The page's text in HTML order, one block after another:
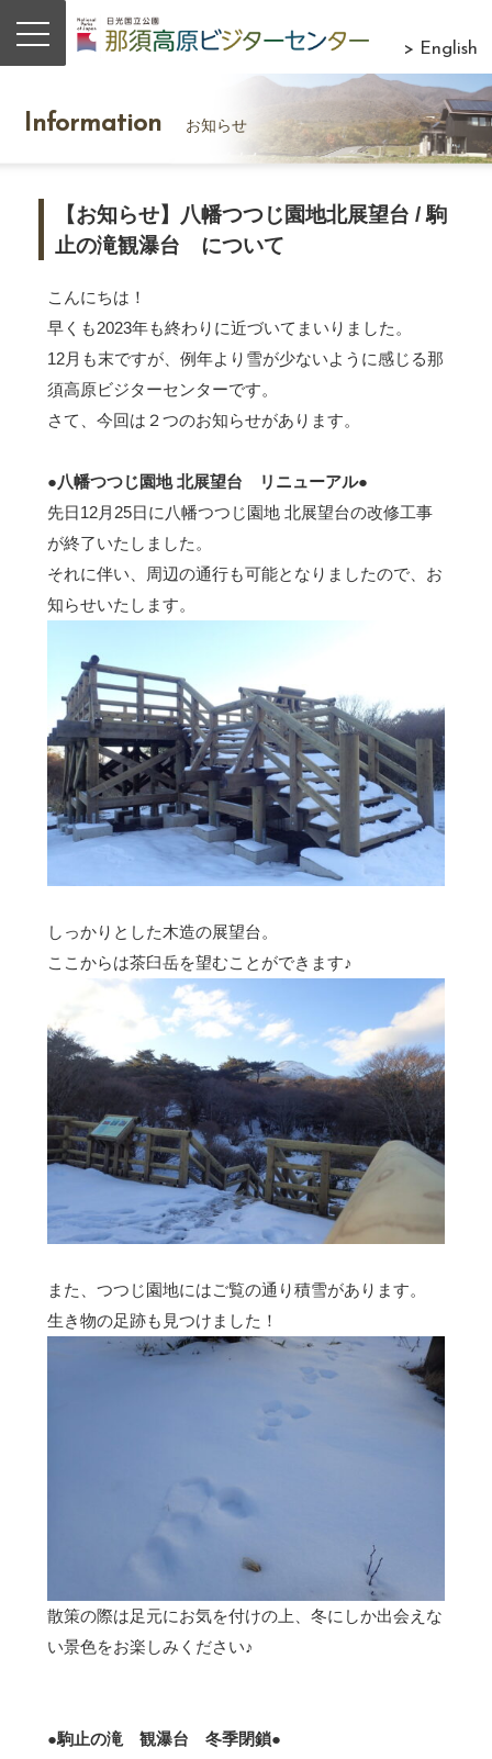
> English
Information お知らせ
【お知らせ】八幡つつじ園地北展望台 / 駒
止の滝観瀑台 について
こんにちは！
早くも2023年も終わりに近づいてまいりました。
12月も末ですが、例年より雪が少ないように感じる那
須高原ビジターセンターです。
さて、今回は２つのお知らせがあります。
●八幡つつじ園地 北展望台 リニューアル●
先日12月25日に八幡つつじ園地 北展望台の改修工事
が終了いたしました。
それに伴い、周辺の通行も可能となりましたので、お
知らせいたします。
しっかりとした木造の展望台。
ここからは茶臼岳を望むことができます♪
また、つつじ園地にはご覧の通り積雪があります。
生き物の足跡も見つけました！
散策の際は足元にお気を付けの上、冬にしか出会えな
い景色をお楽しみください♪
●駒止の滝 観瀑台 冬季閉鎖●